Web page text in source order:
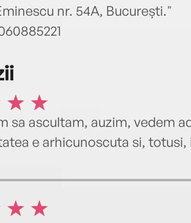
nr. 54A, București."
sa ascultam, auzim, vedem
e arhicunoscuta si,